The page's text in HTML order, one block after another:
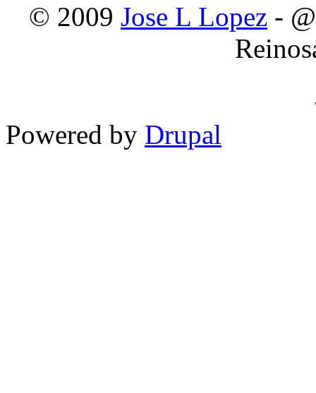
© 2009 Jose L Lopez -
Powered by Drupal